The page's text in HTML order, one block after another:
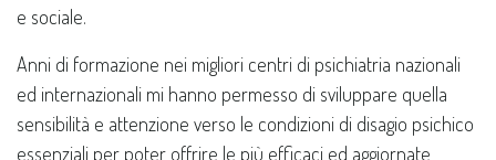
e sociale.
Anni di formazione nei migliori centri di psichiatria nazionali
ed internazionali mi hanno permesso di sviluppare quella
sensibilità e attenzione verso le condizioni di disagio psichico
essenziali per poter offrire le più efficaci ed aggiornate